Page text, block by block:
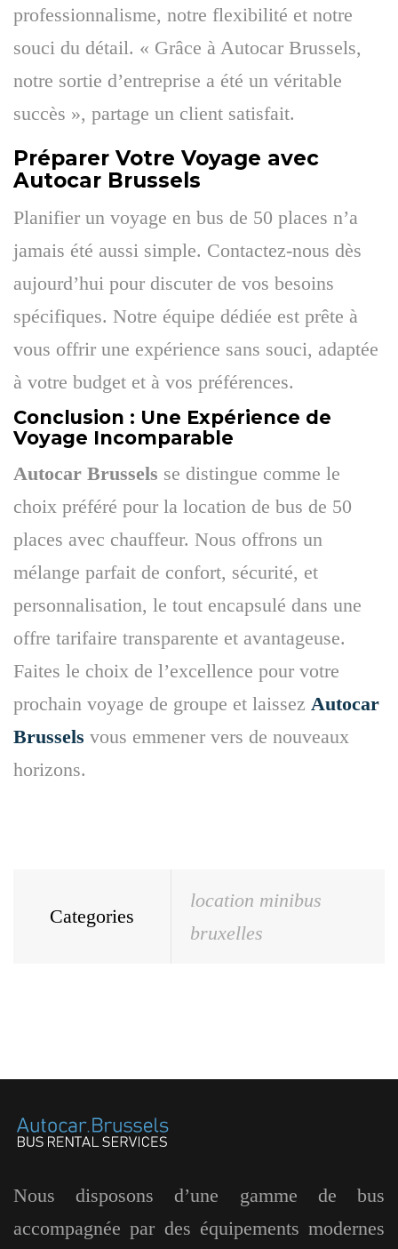
professionnalisme, notre flexibilité et notre
souci du détail. « Grâce à Autocar Brussels,
notre sortie d’entreprise a été un véritable
succès », partage un client satisfait.
Préparer Votre Voyage avec
Autocar Brussels
Planifier un voyage en bus de 50 places n’a
jamais été aussi simple. Contactez-nous dès
aujourd’hui pour discuter de vos besoins
spécifiques. Notre équipe dédiée est prête à
vous offrir une expérience sans souci, adaptée
à votre budget et à vos préférences.
Conclusion : Une Expérience de
Voyage Incomparable
Autocar Brussels se distingue comme le
choix préféré pour la location de bus de 50
places avec chauffeur. Nous offrons un
mélange parfait de confort, sécurité, et
personnalisation, le tout encapsulé dans une
offre tarifaire transparente et avantageuse.
Faites le choix de l’excellence pour votre
prochain voyage de groupe et laissez Autocar
Brussels vous emmener vers de nouveaux
horizons.
Categories
location minibus
bruxelles
Nous disposons d’une gamme de bus
accompagnée par des équipements modernes